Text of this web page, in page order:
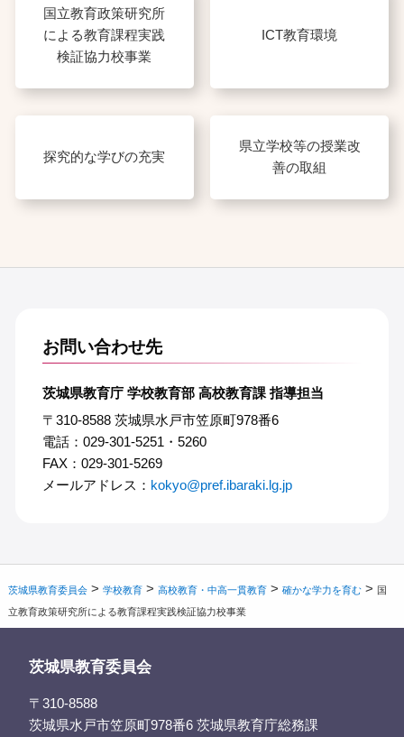
国立教育政策研究所
による教育課程実践
検証協力校事業
ICT教育環境
探究的な学びの充実
県立学校等の授業改
善の取組
お問い合わせ先
茨城県教育庁 学校教育部 高校教育課 指導担当
〒310-8588 茨城県水戸市笠原町978番6
電話：029-301-5251・5260
FAX：029-301-5269
メールアドレス： kokyo@pref.ibaraki.lg.jp
茨城県教育委員会 >学校教育 >高校教育・中高一貫教育 >確かな学力を育む > 国
立教育政策研究所による教育課程実践検証協力校事業
茨城県教育委員会
〒310-8588
茨城県水戸市笠原町978番6 茨城県教育庁総務課